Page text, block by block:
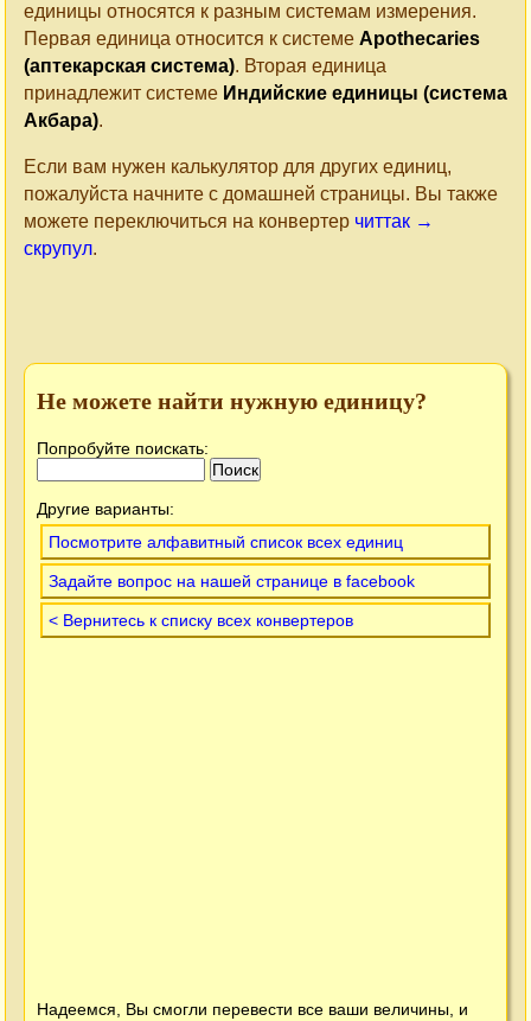
единицы относятся к разным системам измерения.
Первая единица относится к системе Apothecaries
(аптекарская система). Вторая единица
принадлежит системе Индийские единицы (система
Акбара).
Если вам нужен калькулятор для других единиц,
пожалуйста начните с домашней страницы. Вы также
можете переключиться на конвертер читтак →
скрупул.
Не можете найти нужную единицу?
Попробуйте поискать:
Другие варианты:
Посмотрите алфавитный список всех единиц
Задайте вопрос на нашей странице в facebook
< Вернитесь к списку всех конвертеров
Надеемся, Вы смогли перевести все ваши величины, и